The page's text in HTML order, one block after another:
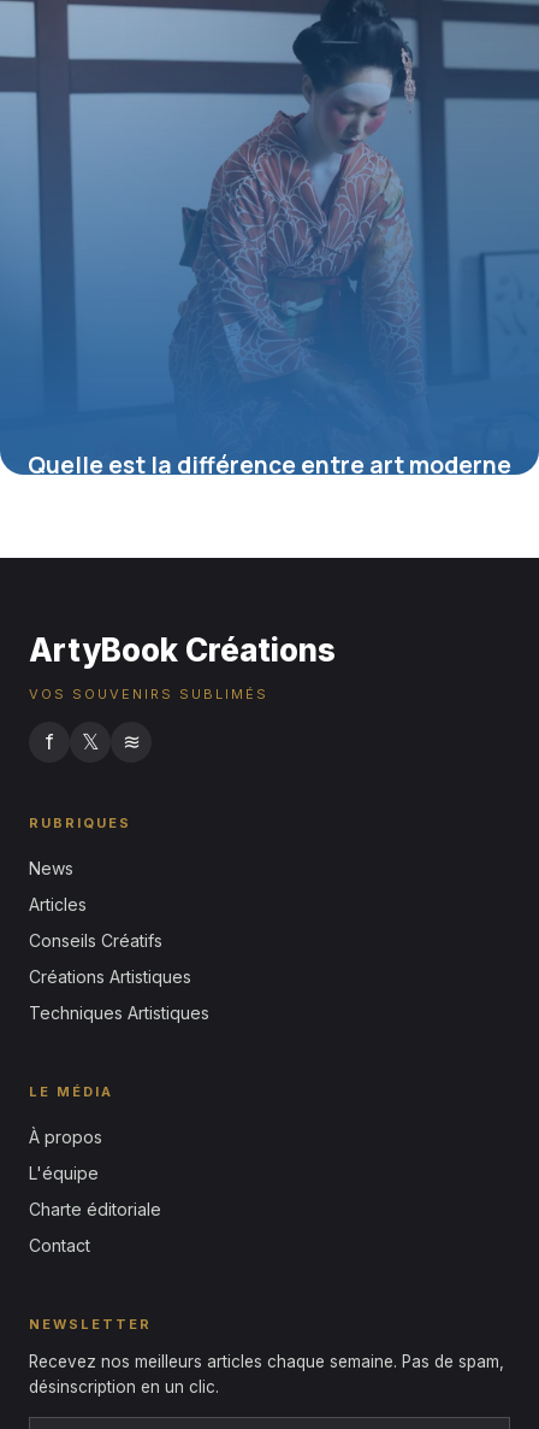
Quelle est la différence entre art moderne
ArtyBook Créations
VOS SOUVENIRS SUBLIMÉS
f 𝕏 ≋
RUBRIQUES
News
Articles
Conseils Créatifs
Créations Artistiques
Techniques Artistiques
LE MÉDIA
À propos
L'équipe
Charte éditoriale
Contact
NEWSLETTER
Recevez nos meilleurs articles chaque semaine. Pas de spam,
désinscription en un clic.